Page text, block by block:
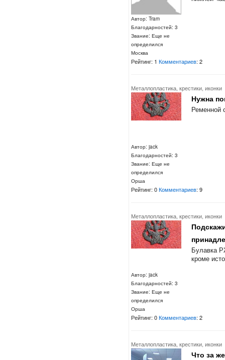
Автор: Tram
Благодарностей: 3
Звание: Еще не
определился
Москва
Рейтинг: 1Комментариев: 2
Металлопластика, крестики, иконки
Автор: jack
Благодарностей: 3
Звание: Еще не
определился
Орша
Нужна
Ременной
Рейтинг: 0Комментариев: 9
Металлопластика, крестики, иконки
Автор: jack
Благодарностей: 3
Звание: Еще не
определился
Орша
Булавка
кроме
Рейтинг: 0Комментариев: 2
Металлопластика, крестики, иконки
Что за